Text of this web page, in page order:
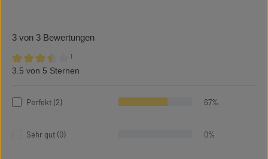
3 von 3 Bewertungen
Durchschnittliche Bewertung von 3.5 von 5 Sternen
¹
3.5 von 5 Sternen
Perfekt (2) 67%
Sehr gut (0) 0%